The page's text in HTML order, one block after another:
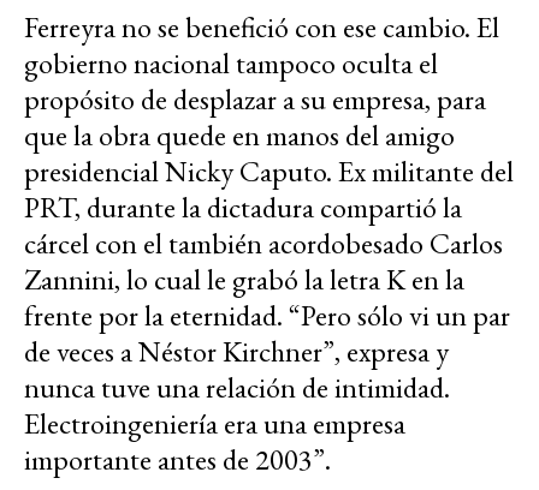
Ferreyra no se benefició con ese cambio. El
gobierno nacional tampoco oculta el
propósito de desplazar a su empresa, para
que la obra quede en manos del amigo
presidencial Nicky Caputo. Ex militante del
PRT, durante la dictadura compartió la
cárcel con el también acordobesado Carlos
Zannini, lo cual le grabó la letra K en la
frente por la eternidad. “Pero sólo vi un par
de veces a Néstor Kirchner”, expresa y
nunca tuve una relación de intimidad.
Electroingeniería era una empresa
importante antes de 2003”.